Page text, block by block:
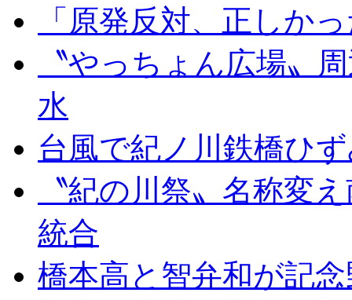
「原発反対、正しか
〝やっちょん広場〟
水
台風で紀ノ川鉄橋ひ
〝紀の川祭〟名称変
統合
橋本高と智弁和が記